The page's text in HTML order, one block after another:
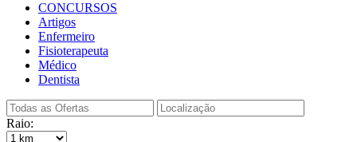
CONCURSOS
Artigos
Enfermeiro
Fisioterapeuta
Médico
Dentista
Raio: